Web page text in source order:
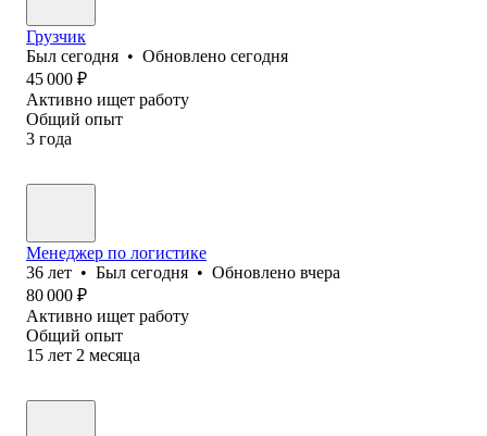
Грузчик
Был сегодня • Обновлено сегодня
45 000 ₽
Активно ищет работу
Общий опыт
3 года
Менеджер по логистике
36 лет • Был сегодня • Обновлено вчера
80 000 ₽
Активно ищет работу
Общий опыт
15 лет 2 месяца